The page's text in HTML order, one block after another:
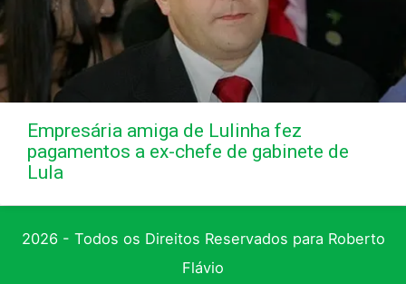
Empresária amiga de Lulinha fez
pagamentos a ex-chefe de gabinete de
Lula
2026 - Todos os Direitos Reservados para Roberto
Flávio